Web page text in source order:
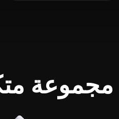
مجموعة